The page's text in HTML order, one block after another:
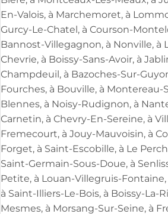
En-Valois, à Marchemoret, à
Gurcy-Le-Chatel, à Courson-
Bannost-Villegagnon, à Nonville, à
Chevrie, à Boissy-Sans-Avoir, à
Champdeuil, à Bazoches-Sur-
Fourches, à Bouville, à Montereau-
Blennes, à Noisy-Rudignon, à
Carnetin, à Chevry-En-Sereine, à
Fremecourt, à Jouy-Mauvoisin, à
Forget, à Saint-Escobille, à Le
Saint-Germain-Sous-Doue, à
Petite, à Louan-Villegruis-
à Saint-Illiers-Le-Bois, à Boissy-La-
Mesmes, à Morsang-Sur-Seine, à